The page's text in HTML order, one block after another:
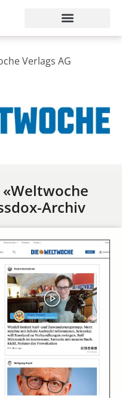
Verlags AG
Archiv